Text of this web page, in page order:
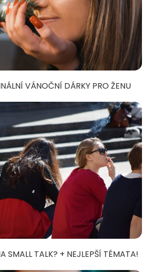
VÁNOČNÍ DÁRKY PRO ŽENU
SMALL TALK? + NEJLEPŠÍ TÉMATA!